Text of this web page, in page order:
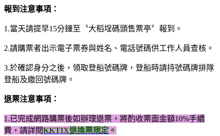
報到注意事項：
1.當天請提早15分鐘至〝大稻埕碼頭售票亭〞報到。
2.請購票者出示電子票券與姓名、電話號碼供工作人員查核。
3.於確認身分之後，領取登船號碼牌，登船時請持號碼牌排隊
登船及繳回號碼牌。
退票注意事項：
1.已完成網路購票後如辦理退票，將酌收票面金額10%手續
費，請詳閱KKTIX退換票規定 。